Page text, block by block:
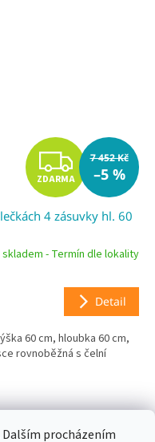
procházením
Z
D
A
R
M
A
ZDARMA
7 452 Kč
–5 %
4 zásuvky hl. 60
- Termín dle lokality
Detail
60 cm, hloubka 60 cm,
rovnoběžná s čelní